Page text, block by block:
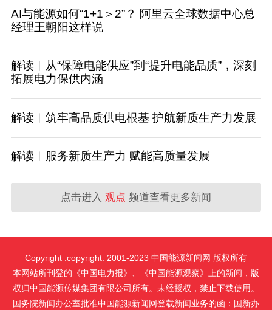
AI与能源如何“1+1＞2”？ 阿里云全球数据中心总
经理王朝阳这样说
解读︱从“保障电能供应”到“提升电能品质”，深刻
拓展电力保供内涵
解读︱筑牢高品质供电根基 护航新质生产力发展
解读︱服务新质生产力 赋能高质量发展
点击进入 观点 频道查看更多新闻
Copyright :copyright: 2001-2023 中国能源新闻网 版权所有
本网站所刊登的《中国电力报》、《中国能源观察》上的新闻，版
权归中国能源传媒集团有限公司所有。未经授权，禁止下载使用。
国务院新闻办公室批准中国能源新闻网登载新闻业务的函：国新办